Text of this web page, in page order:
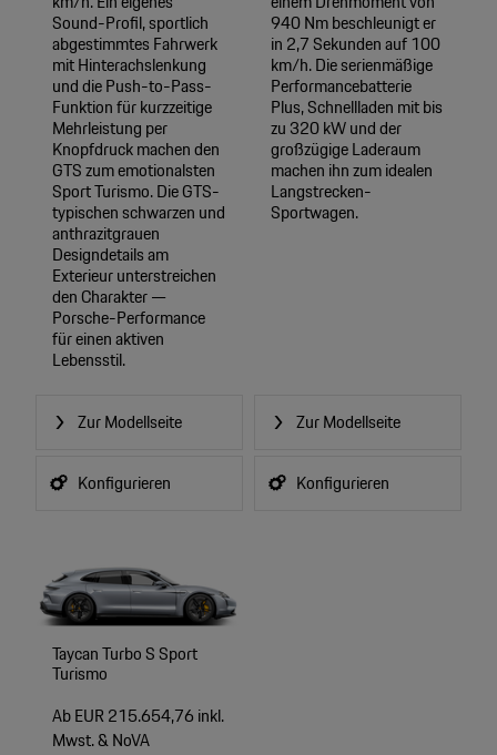
Sound-Profil, sportlich
abgestimmtes Fahrwerk
mit Hinterachslenkung
und die Push-to-Pass-
Funktion für kurzzeitige
Mehrleistung per
Knopfdruck machen den
GTS zum emotionalsten
Sport Turismo. Die GTS-
typischen schwarzen und
anthrazitgrauen
Designdetails am
Exterieur unterstreichen
den Charakter —
Porsche-Performance
für einen aktiven
Lebensstil.
Zur Modellseite
Konfigurieren
940 Nm beschleunigt er
in 2,7 Sekunden auf 100
km/h. Die serienmäßige
Performancebatterie
Plus, Schnellladen mit bis
zu 320 kW und der
großzügige Laderaum
machen ihn zum idealen
Langstrecken-
Sportwagen.
Zur Modellseite
Konfigurieren
Taycan Turbo S Sport
Turismo
Ab EUR 215.654,76 inkl.
Mwst. & NoVA